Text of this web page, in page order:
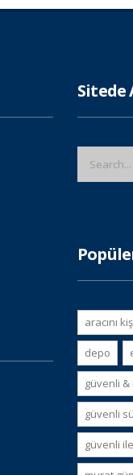
Sitede
aracını
depo
güvenli
güvenli
güvenli